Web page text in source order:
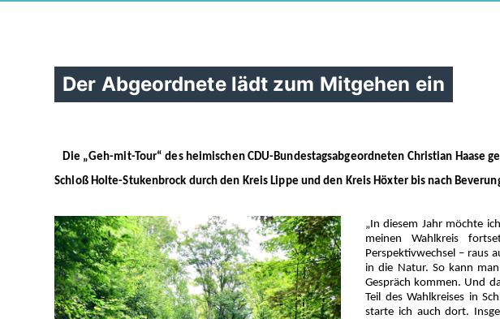
Der Abgeordnete lädt zum Mitgehen ein
Die „Geh-mit-Tour“ des heimischen CDU-Bundestagsabgeordneten Christian Haase
Schloß Holte-Stukenbrock durch den Kreis Lippe und den Kreis Höxter bis nach
In diesem Jahr möchte
meinen Wahlkreis
Perspektivwechsel – raus
in die Natur. So kann
Gespräch kommen. Und
Teil des Wahlkreises in
starte ich auch dort.